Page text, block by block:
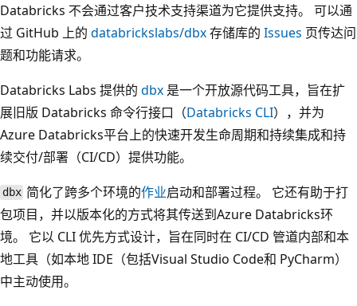
Databricks 不会通过客户技术支持渠道为它提供支持。 可以通
过 GitHub 上的 databrickslabs/dbx存储库的 Issues 页传达问
题和功能请求。
Databricks Labs 提供的 dbx 是一个开放源代码工具，旨在扩
展旧版 Databricks 命令行接口（Databricks CLI），并为
Azure Databricks平台上的快速开发生命周期和持续集成和持
续交付/部署（CI/CD）提供功能。
dbx 简化了跨多个环境的作业启动和部署过程。 它还有助于打
包项目，并以版本化的方式将其传送到Azure Databricks环
境。 它以 CLI 优先方式设计，旨在同时在 CI/CD 管道内部和本
地工具（如本地 IDE（包括Visual Studio Code和 PyCharm）
中主动使用。